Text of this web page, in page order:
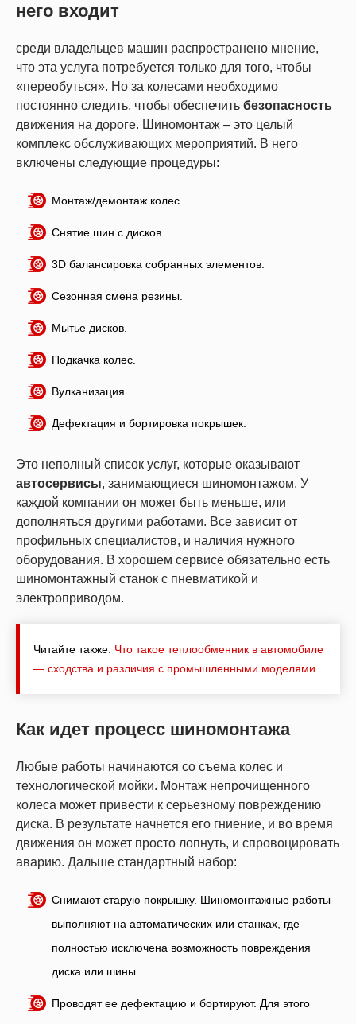
него входит
среди владельцев машин распространено мнение,
что эта услуга потребуется только для того, чтобы
«переобуться». Но за колесами необходимо
постоянно следить, чтобы обеспечить безопасность
движения на дороге. Шиномонтаж – это целый
комплекс обслуживающих мероприятий. В него
включены следующие процедуры:
Монтаж/демонтаж колес.
Снятие шин с дисков.
3D балансировка собранных элементов.
Сезонная смена резины.
Мытье дисков.
Подкачка колес.
Вулканизация.
Дефектация и бортировка покрышек.
Это неполный список услуг, которые оказывают
автосервисы, занимающиеся шиномонтажом. У
каждой компании он может быть меньше, или
дополняться другими работами. Все зависит от
профильных специалистов, и наличия нужного
оборудования. В хорошем сервисе обязательно есть
шиномонтажный станок с пневматикой и
электроприводом.
Читайте также: Что такое теплообменник в автомобиле
— сходства и различия с промышленными моделями
Как идет процесс шиномонтажа
Любые работы начинаются со съема колес и
технологической мойки. Монтаж непрочищенного
колеса может привести к серьезному повреждению
диска. В результате начнется его гниение, и во время
движения он может просто лопнуть, и спровоцировать
аварию. Дальше стандартный набор:
Снимают старую покрышку. Шиномонтажные работы
выполняют на автоматических или станках, где
полностью исключена возможность повреждения
диска или шины.
Проводят ее дефектацию и бортируют. Для этого